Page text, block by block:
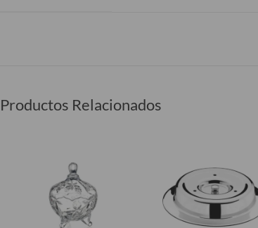
Productos Relacionados